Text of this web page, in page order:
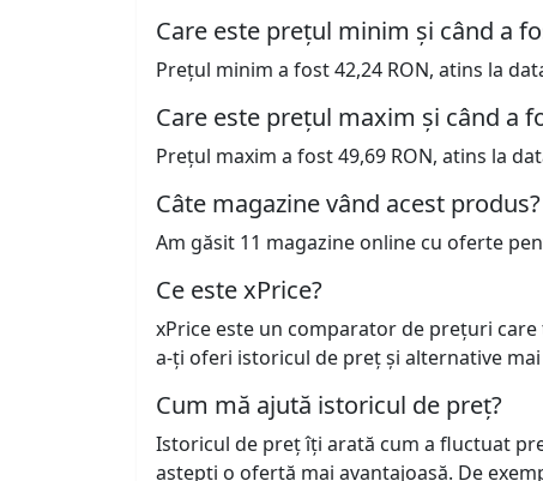
Care este prețul minim și când a
Prețul minim a fost 42,24 RON, atins la
Care este prețul maxim și când a
Prețul maxim a fost 49,69 RON, atins la
Câte magazine vând acest produs?
Am găsit 11 magazine online cu oferte
Ce este xPrice?
xPrice este un comparator de prețuri
a-ți oferi istoricul de preț și alternative
Cum mă ajută istoricul de preț?
Istoricul de preț îți arată cum a fluctuat
aștepți o ofertă mai avantajoasă. De